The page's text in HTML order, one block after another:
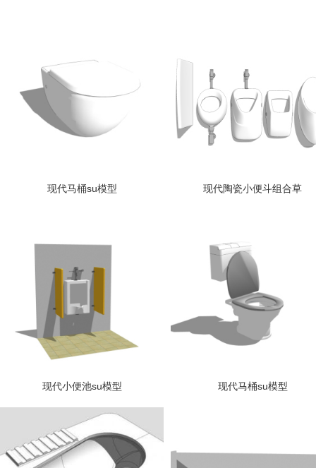
现代马桶su模型 现代陶瓷小便斗组合草
现代小便池su模型 现代马桶su模型